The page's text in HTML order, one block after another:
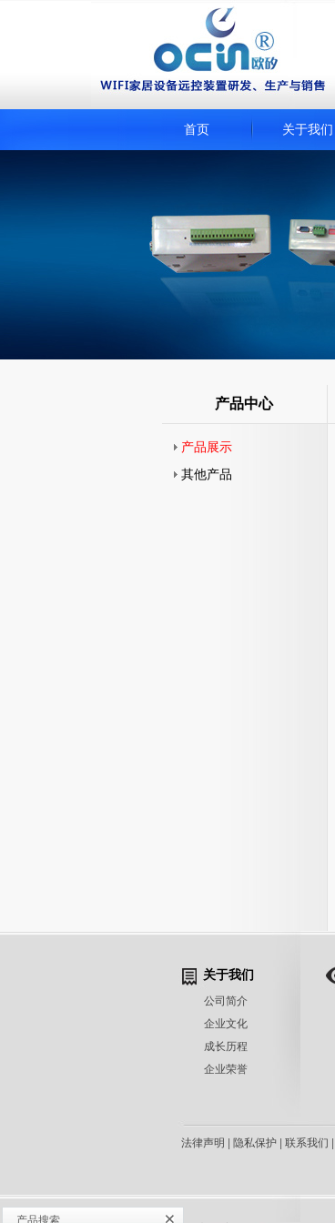
产品搜索
首页 关于我们
产品中心
产品展示
其他产品
关于我们
公司简介
企业文化
成长历程
企业荣誉
法律声明 隐私保护 联系我们